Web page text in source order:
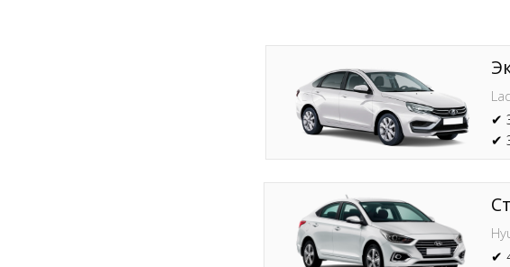
✔
✔
✔